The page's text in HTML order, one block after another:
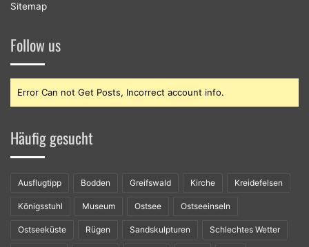
Sitemap
Follow us
Error Can not Get Posts, Incorrect account info.
Häufig gesucht
Ausflugtipp Bodden Greifswald Kirche Kreidefelsen
Königsstuhl Museum Ostsee Ostseeinseln
Ostseeküste Rügen Sandskulpturen Schlechtes Wetter